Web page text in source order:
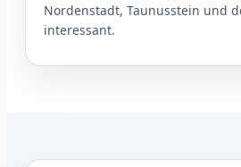
Nordenstadt, Taunusstein und
interessant.